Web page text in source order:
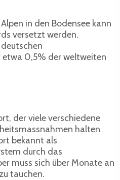
in den Bodensee kann
versetzt werden.
etwa 0,5% der weltweiten
der viele verschiedene
halten
bekannt als
durch das
muss sich über Monate an
tauchen.